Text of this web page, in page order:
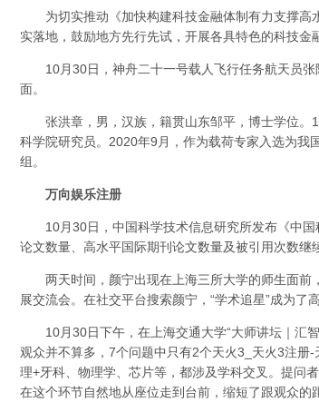
为切实推动《加快构建科技金融体制有力支撑高
实落地，鼓励地方先行先试，开展各具特色的科技金
10月30日，神舟二十一号载人飞行任务航天员张
面。
张洪章，男，汉族，籍贯山东邹平，博士学位。
科学院研究员。2020年9月，作为载荷专家入选为我
组。
万向娱乐注册
10月30日，中国科学技术信息研究所发布《中国
论文数量、高水平国际期刊论文数量及被引用次数继
两天时间，颜宁出现在上海三所大学的师生面前
展交流会。在社交平台搜索颜宁，“学术追星”成为了高
10月30日下午，在上海交通大学“大师讲坛｜汇智
观众并不算多，7个问题中只有2个天火3_天火3注册
理+牙科、物理学、芯片等，都涉及学科交叉。提问
在这个环节自然地从座位走到台前，缩短了跟观众的